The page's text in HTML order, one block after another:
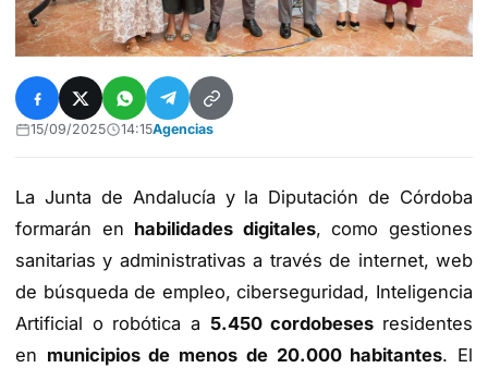
15/09/2025 14:15Agencias
La Junta de Andalucía y la Diputación de Córdoba
formarán en habilidades digitales, como gestiones
sanitarias y administrativas a través de internet, web
de búsqueda de empleo, ciberseguridad, Inteligencia
Artificial o robótica a 5.450 cordobeses residentes
en municipios de menos de 20.000 habitantes. El